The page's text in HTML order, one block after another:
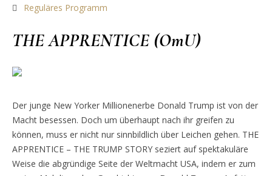
Reguläres Programm
THE APPRENTICE (OmU)
Der junge New Yorker Millionenerbe Donald Trump ist von der
Macht besessen. Doch um überhaupt nach ihr greifen zu
können, muss er nicht nur sinnbildlich über Leichen gehen. THE
APPRENTICE – THE TRUMP STORY seziert auf spektakuläre
Weise die abgründige Seite der Weltmacht USA, indem er zum